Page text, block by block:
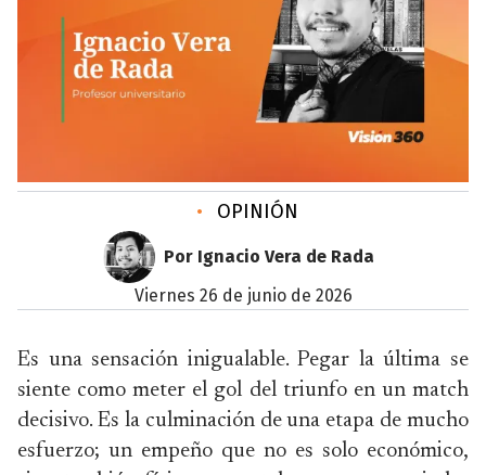
• OPINIÓN
Por Ignacio Vera de Rada
viernes 26 de junio de 2026
Es una sensación inigualable. Pegar la última se
siente como meter el gol del triunfo en un match
decisivo. Es la culminación de una etapa de mucho
esfuerzo; un empeño que no es solo económico,